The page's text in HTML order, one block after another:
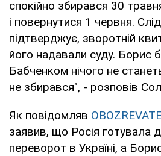
спокійно збирався 30
і повернутися 1 червня.
підтверджує, зворотній
його надавали суду. Борис
Бабченком нічого не
не збирався", - розповів
Як повідомляв
заявив, що Росія готувала
переворот в Україні, а